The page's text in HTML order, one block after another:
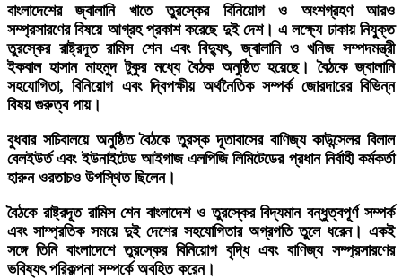
বাংলাদেশের জ্বালানি খাতে তুরস্কের বিনিয়োগ ও অংশগ্রহণ আরও
সম্প্রসারণের বিষয়ে আগ্রহ প্রকাশ করেছে দুই দেশ। এ লক্ষ্যে ঢাকায় নিযুক্ত
তুরস্কের রাষ্ট্রদূত রামিস শেন এবং বিদ্যুৎ, জ্বালানি ও খনিজ সম্পদমন্ত্রী
ইকবাল হাসান মাহমুদ টুকুর মধ্যে বৈঠক অনুষ্ঠিত হয়েছে। বৈঠকে জ্বালানি
সহযোগিতা, বিনিয়োগ এবং দ্বিপক্ষীয় অর্থনৈতিক সম্পর্ক জোরদারের বিভিন্ন
বিষয় গুরুত্ব পায়।
বুধবার সচিবালয়ে অনুষ্ঠিত বৈঠকে তুরস্ক দূতাবাসের বাণিজ্য কাউন্সেলর বিলাল
বেলইউর্ত এবং ইউনাইটেড আইগাজ এলপিজি লিমিটেডের প্রধান নির্বাহী কর্মকর্তা
হারুন ওরতাচও উপস্থিত ছিলেন।
বৈঠকে রাষ্ট্রদূত রামিস শেন বাংলাদেশ ও তুরস্কের বিদ্যমান বন্ধুত্বপূর্ণ সম্পর্ক
এবং সাম্প্রতিক সময়ে দুই দেশের সহযোগিতার অগ্রগতি তুলে ধরেন। একই
সঙ্গে তিনি বাংলাদেশে তুরস্কের বিনিয়োগ বৃদ্ধি এবং বাণিজ্য সম্প্রসারণের
ভবিষ্যৎ পরিকল্পনা সম্পর্কে অবহিত করেন।